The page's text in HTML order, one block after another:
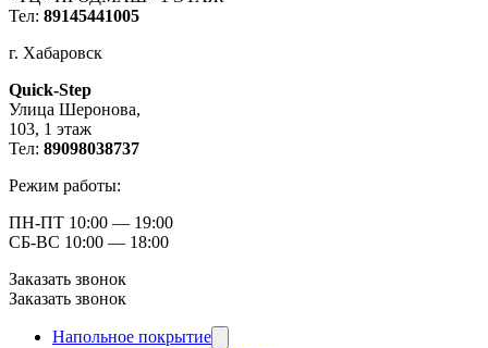
Тел: 89145441005
г. Хабаровск
Quick-Step
​Улица Шеронова,
103, ​1 этаж
Тел: 89098038737
Режим работы:
ПН-ПТ 10:00 — 19:00
СБ-ВС 10:00 — 18:00
Заказать звонок
Заказать звонок
Напольное покрытие